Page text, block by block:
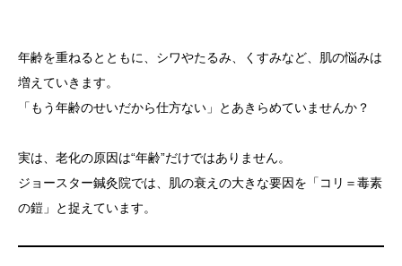
年齢を重ねるとともに、シワやたるみ、くすみなど、肌の悩みは
増えていきます。
「もう年齢のせいだから仕方ない」とあきらめていませんか？
実は、老化の原因は“年齢”だけではありません。
ジョースター鍼灸院では、肌の衰えの大きな要因を「コリ＝毒素
の鎧」と捉えています。